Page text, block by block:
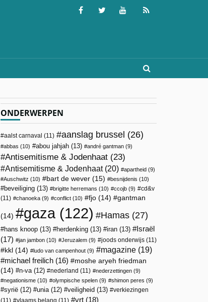
ONDERWERPEN
aalst carnaval (11) aanslag brussel (26)
abbas (10) abou jahjah (13) andré gantman (9)
Antisemitisme & Jodenhaat (23)
Antisemitisme & Jodenhaat(20) apartheid (9)
Auschwitz (10) bart de wever (15) besnijdenis (10)
beveiliging (13) brigitte herremans (10) ccojb (9)
cd&v
(11)
chanoeka (9) conflict (10) fjo (14) gantman
(14) gaza(122) Hamas (27)
hans knoop (13) herdenking (13) iran (13)
Israël
(17)
jan jambon (10) Jeruzalem (9) joods onderwijs (11)
kkl (14) ludo van campenhout (9) magazine (19)
michael freilich (16)
moshe aryeh friedman
(14)
n-va(12) nederland (11) nederzettingen (9)
negationisme (10) olympische spelen (9) shimon peres (9)
syrië (12) unia(12) veiligheid (13)
verkiezingen
(11)
vlaams belang (11) vrt (18)